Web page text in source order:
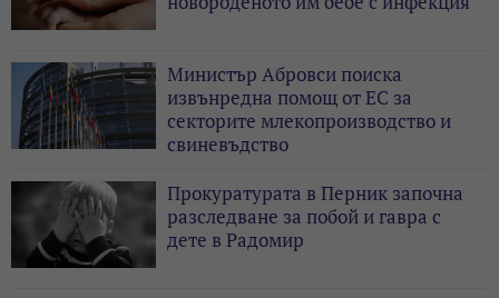
Министър Абровси поиска
извънредна помощ от ЕС за
секторите млекопроизводство и
свиневъдство
Прокуратурата в Перник започна
разследване за побой и гавра с
дете в Радомир